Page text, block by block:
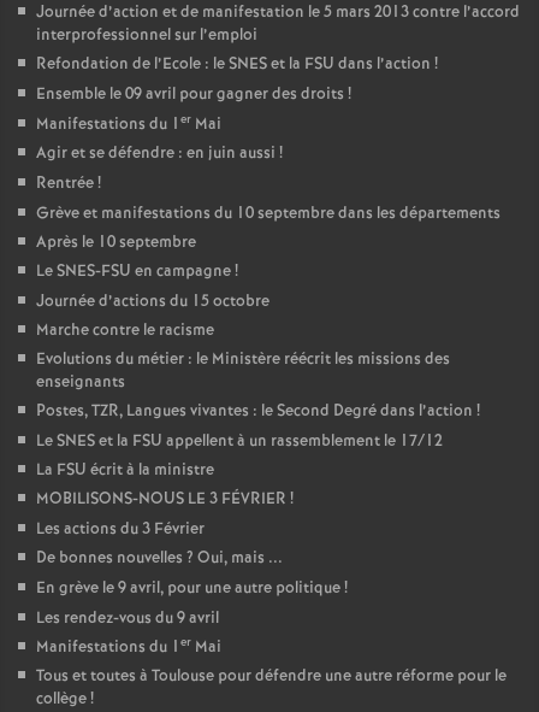
Journée d’action et de manifestation le 5 mars 2013 contre l’accord
interprofessionnel sur l’emploi
Refondation de l’Ecole : le SNES et la FSU dans l’action !
Ensemble le 09 avril pour gagner des droits !
Manifestations du 1 er Mai
Agir et se défendre : en juin aussi !
Rentrée!
Grève et manifestations du 10 septembre dans les départements
Après le 10 septembre
Le SNES-FSU en campagne!
Journée d’actions du 15 octobre
Marche contre le racisme
Evolutions du métier : le Ministère réécrit les missions des
enseignants
Postes, TZR, Langues vivantes : le Second Degré dans l’action !
Le SNES et la FSU appellent à un rassemblement le 17/12
La FSU écrit à la ministre
MOBILISONS-NOUS LE 3 FÉVRIER !
Les actions du 3 Février
De bonnes nouvelles ? Oui, mais ...
En grève le 9 avril, pour une autre politique!
Les rendez-vous du 9 avril
Manifestations du 1 er Mai
Tous et toutes à Toulouse pour défendre une autre réforme pour le
collège!